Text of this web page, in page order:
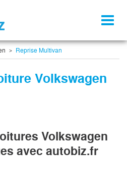
Reprise Multivan
Volkswagen
Volkswagen
avec autobiz.fr